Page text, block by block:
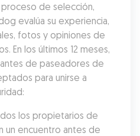
de selección,
evalúa su experiencia,
fotos y opiniones de
En los últimos 12 meses,
de paseadores de
para unirse a
los propietarios de
un encuentro antes de